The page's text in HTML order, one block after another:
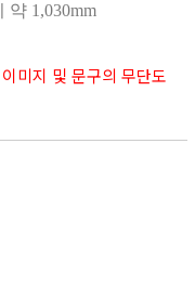
약 1,030mm
및 문구의 무단도